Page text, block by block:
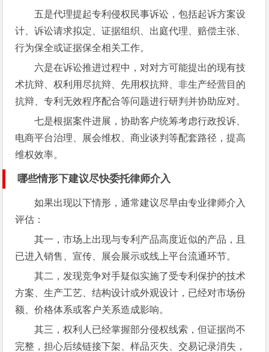
五是代理提起专利侵权民事诉讼，包括起诉方案设
计、诉讼请求拟定、证据组织、出庭代理、赔偿主张、
行为保全或证据保全相关工作。
六是在诉讼推进过程中，对对方可能提出的现有技
术抗辩、权利用尽抗辩、先用权抗辩、非生产经营目的
抗辩、专利无效程序配合等问题进行研判并协助应对。
七是根据案件进展，协助客户统筹考虑行政投诉、
电商平台治理、展会维权、商业谈判等配套路径，提高
维权效率。
哪些情形下建议尽快委托律师介入
如果出现以下情形，通常建议尽早由专业律师介入
评估：
其一，市场上出现与专利产品高度近似的产品，且
已进入销售、宣传、展会展示或线上平台流通环节。
其二，发现竞争对手疑似实施了受专利保护的技术
方案、生产工艺、结构设计或外观设计，已经对市场份
额、价格体系或客户关系造成影响。
其三，权利人已经掌握部分侵权线索，但证据尚不
完整，担心后续链接下架、样品灭失、交易记录消失，